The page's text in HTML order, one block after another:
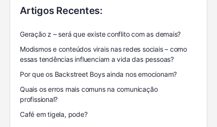
Artigos Recentes:
Geração z – será que existe conflito com as demais?
Modismos e conteúdos virais nas redes sociais – como
essas tendências influenciam a vida das pessoas?
Por que os Backstreet Boys ainda nos emocionam?
Quais os erros mais comuns na comunicação
profissional?
Café em tigela, pode?